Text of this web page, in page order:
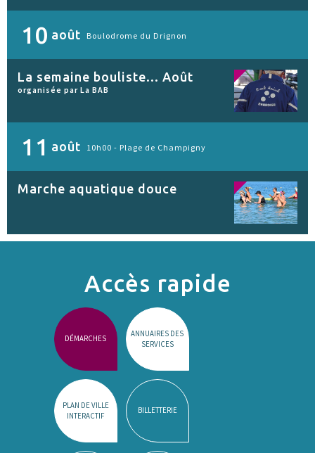
10 août Boulodrome du Drignon
La semaine bouliste... Août
organisée par La BAB
11 août 10h00 - Plage de Champigny
Marche aquatique douce
Accès rapide
DÉMARCHES
ANNUAIRES DES
SERVICES
PLAN DE VILLE
INTERACTIF
BILLETTERIE